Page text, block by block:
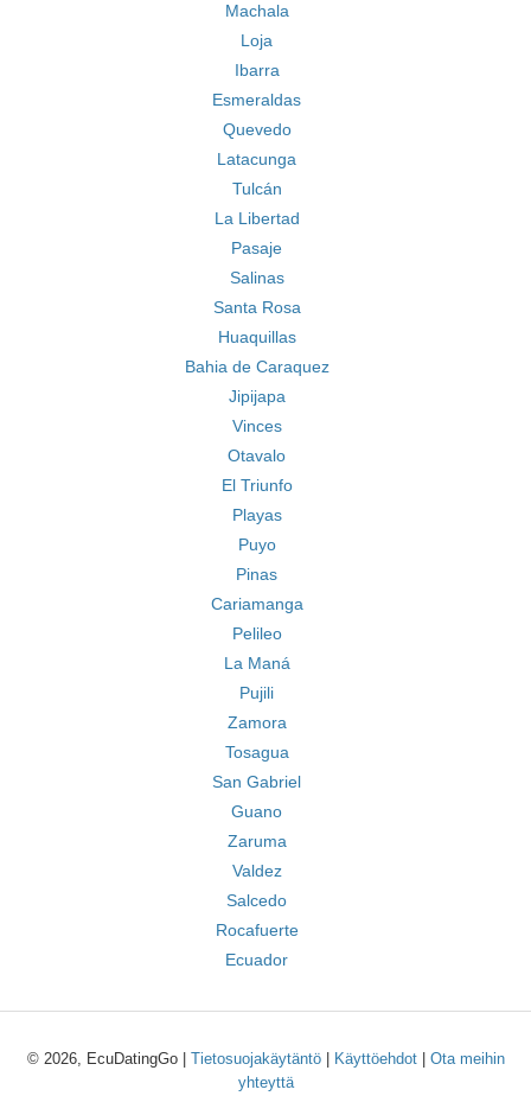
Machala
Loja
Ibarra
Esmeraldas
Quevedo
Latacunga
Tulcán
La Libertad
Pasaje
Salinas
Santa Rosa
Huaquillas
Bahia de Caraquez
Jipijapa
Vinces
Otavalo
El Triunfo
Playas
Puyo
Pinas
Cariamanga
Pelileo
La Maná
Pujili
Zamora
Tosagua
San Gabriel
Guano
Zaruma
Valdez
Salcedo
Rocafuerte
Ecuador
© 2026, EcuDatingGo | Tietosuojakäytäntö| Käyttöehdot| Ota meihin
yhteyttä